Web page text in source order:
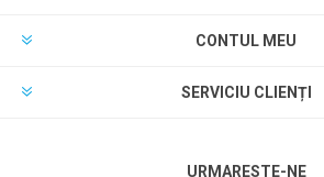
CONTUL MEU
SERVICIU CLIENȚI
URMARESTE-NE